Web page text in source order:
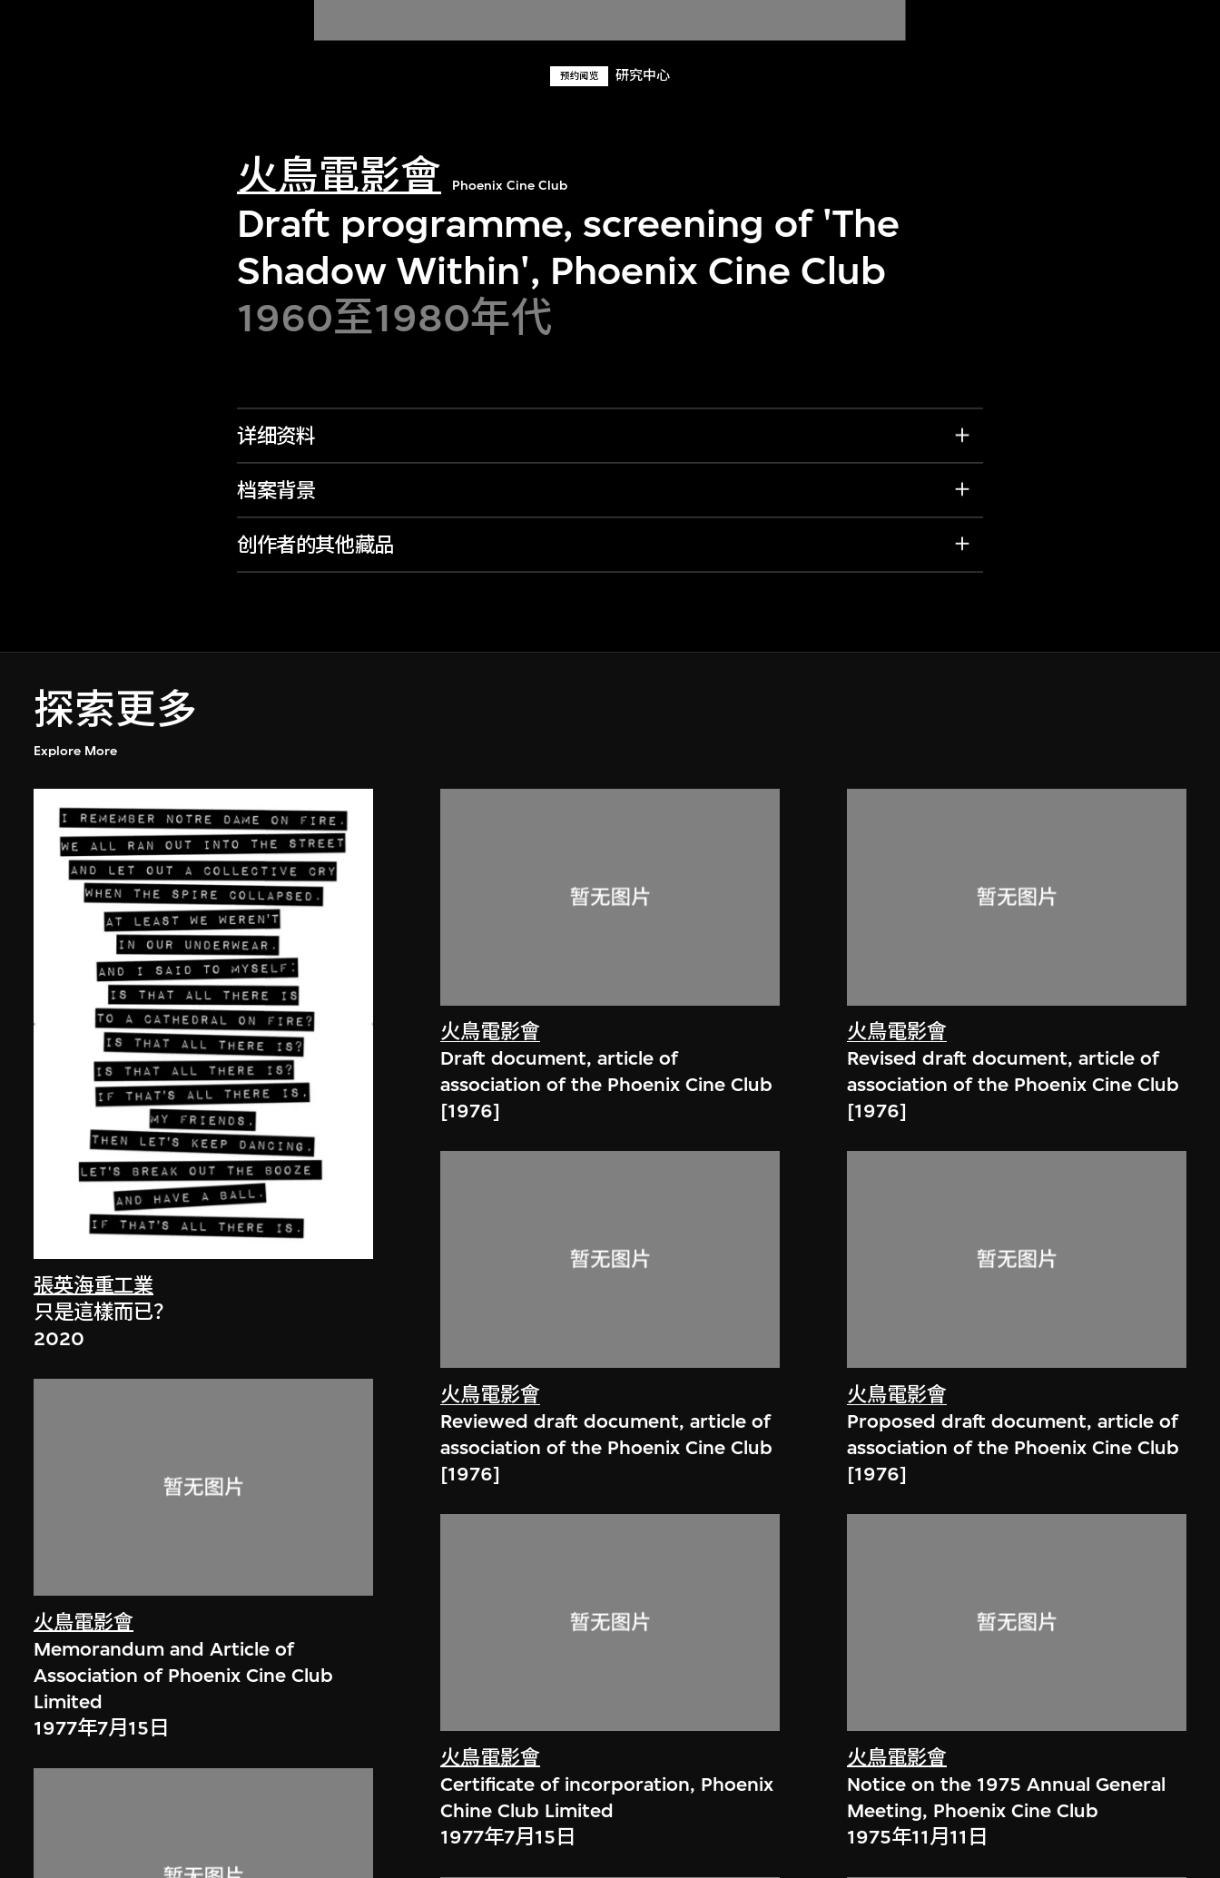
预约阅览 研究中心
火鳥電影會 Phoenix Cine Club
Draft programme, screening of 'The
Shadow Within', Phoenix Cine Club
1960至1980年代
详细资料
档案背景
创作者的其他藏品
探索更多
Explore More
張英海重工業
只是這樣而已？
2020
火鳥電影會
Memorandum and Article of
Association of Phoenix Cine Club
Limited
1977年7月15日
火鳥電影會
Draft document, article of
association of the Phoenix Cine Club
[1976]
火鳥電影會
Reviewed draft document, article of
association of the Phoenix Cine Club
[1976]
火鳥電影會
Certificate of incorporation, Phoenix
Chine Club Limited
1977年7月15日
火鳥電影會
Revised draft document, article of
association of the Phoenix Cine Club
[1976]
火鳥電影會
Proposed draft document, article of
association of the Phoenix Cine Club
[1976]
火鳥電影會
Notice on the 1975 Annual General
Meeting, Phoenix Cine Club
1975年11月11日